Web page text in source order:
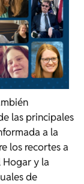
las principales
a la
los recortes a
Hogar y la
de